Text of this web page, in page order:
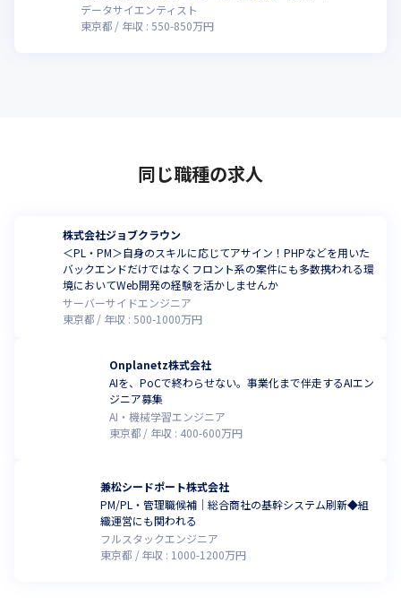
データサイエンティスト
東京都
年収 : 550-850万円
同じ職種の求人
株式会社ジョブクラウン
＜PL・PM＞自身のスキルに応じてアサイン！PHPなどを用いた
バックエンドだけではなくフロント系の案件にも多数携われる環
境においてWeb開発の経験を活かしませんか
サーバーサイドエンジニア
東京都
年収 : 500-1000万円
Onplanetz株式会社
AIを、PoCで終わらせない。事業化まで伴走するAIエン
ジニア募集
AI・機械学習エンジニア
東京都
年収 : 400-600万円
兼松シードポート株式会社
PM/PL・管理職候補｜総合商社の基幹システム刷新◆組
織運営にも関われる
フルスタックエンジニア
東京都
年収 : 1000-1200万円